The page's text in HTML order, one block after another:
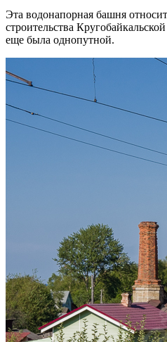
Эта водонапорная башня
строительства
еще была однопутной.